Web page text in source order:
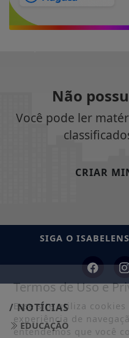
Não
Você pode ler
CRIAR
SIGA O
/ NOTÍCIAS
EDUCAÇÃO
Termos de Uso e
Esse site utiliza
experiência de
entendemos que você